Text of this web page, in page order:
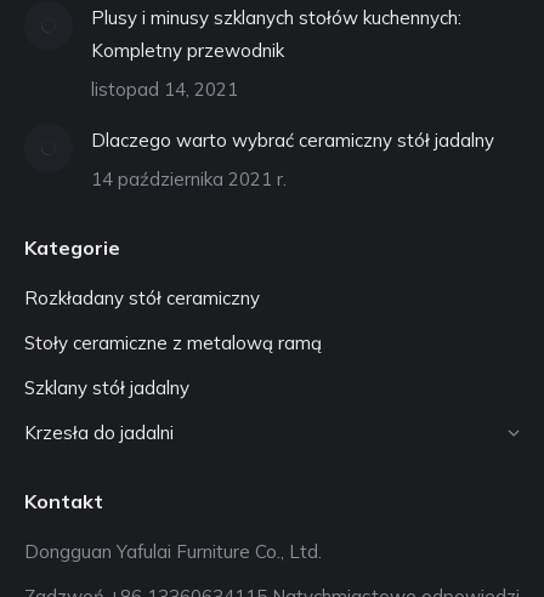
Plusy i minusy szklanych stołów kuchennych:
Kompletny przewodnik
listopad 14, 2021
Dlaczego warto wybrać ceramiczny stół jadalny
14 października 2021 r.
Kategorie
Rozkładany stół ceramiczny
Stoły ceramiczne z metalową ramą
Szklany stół jadalny
Krzesła do jadalni
Kontakt
Dongguan Yafulai Furniture Co., Ltd.